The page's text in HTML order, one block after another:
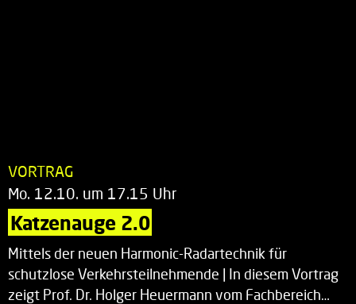
VORTRAG
Mo. 12.10. um 17.15 Uhr
Katzenauge 2.0
Mittels der neuen Harmonic-Radartechnik für
schutzlose Verkehrsteilnehmende | In diesem Vortrag
zeigt Prof. Dr. Holger Heuermann vom Fachbereich…